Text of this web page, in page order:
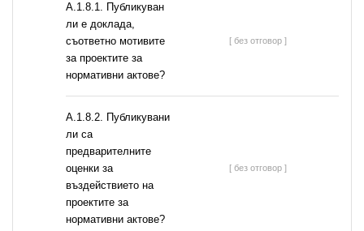
А.1.8.1. Публикуван
ли е доклада,
съответно мотивите
за проектите за
нормативни актове?
[ без отговор ]
А.1.8.2. Публикувани
ли са
предварителните
оценки за
въздействието на
проектите за
нормативни актове?
[ без отговор ]